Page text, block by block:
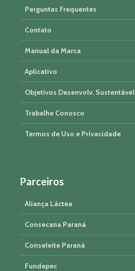
Perguntas Frequentes
Contato
Manual da Marca
Aplicativo
Objetivos Desenvolv. Sustentável
Trabalhe Conosco
Termos de Uso e Privacidade
Parceiros
Aliança Láctea
Consecana Paraná
Conseleite Paraná
Fundepec